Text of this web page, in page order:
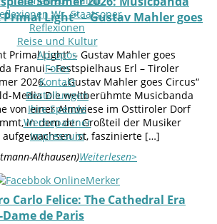
Wr. Staatsoper
Reflexionen
Reise und Kultur
Apropos
Fotos
Kontakt
Bestellungen
Ihre Spende
Werbepartner
Impressum
Light“ – Gustav Mahler goes
Primal Light“ – Gustav Mahler goes
Franui – Festspielhaus Erl – Tiroler
2026. „Gustav Mahler goes Circus“
Media Die weltberühmte Musicbanda
von einer Almwiese im Osttiroler Dorf
in dem der Großteil der Musiker
ist, faszinierte […]
Althausen)Weiterlesen>
Carlo Felice: The Cathedral Era
de Paris